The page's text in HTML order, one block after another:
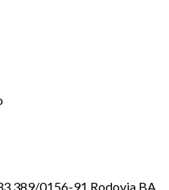
0156-91 Rodovia BA